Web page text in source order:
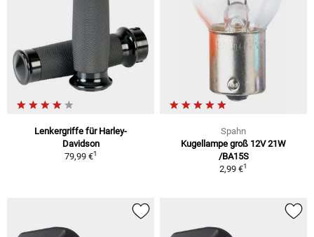
Lenkergriffe für Harley-
Davidson
79,99 €1
Spahn
Kugellampe groß 12V 21W
/BA15S
2,99 €1